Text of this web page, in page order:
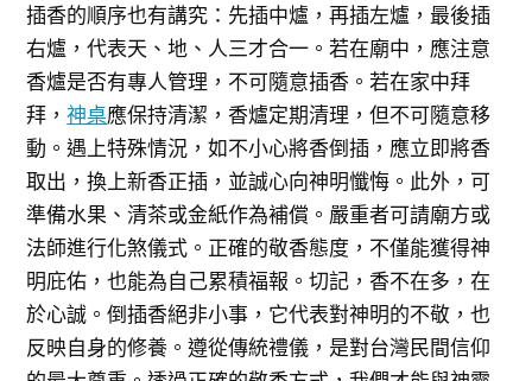
插香的順序也有講究：先插中爐，再插左爐，最後插
右爐，代表天、地、人三才合一。若在廟中，應注意
香爐是否有專人管理，不可隨意插香。若在家中拜
拜，神桌應保持清潔，香爐定期清理，但不可隨意移
動。遇上特殊情況，如不小心將香倒插，應立即將香
取出，換上新香正插，並誠心向神明懺悔。此外，可
準備水果、清茶或金紙作為補償。嚴重者可請廟方或
法師進行化煞儀式。正確的敬香態度，不僅能獲得神
明庇佑，也能為自己累積福報。切記，香不在多，在
於心誠。倒插香絕非小事，它代表對神明的不敬，也
反映自身的修養。遵從傳統禮儀，是對台灣民間信仰